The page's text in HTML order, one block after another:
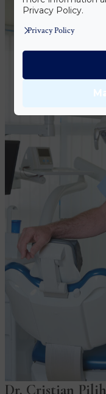
Dr. Cristian
Privacy Policy.
Privacy Policy